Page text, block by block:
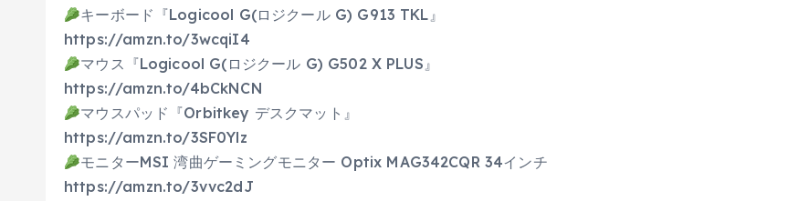
キーボード『Logicool G(ロジクール G) G913 TKL』
https://amzn.to/3wcqiI4
マウス『Logicool G(ロジクール G) G502 X PLUS』
https://amzn.to/4bCkNCN
マウスパッド『Orbitkey デスクマット』
https://amzn.to/3SF0Ylz
モニターMSI 湾曲ゲーミングモニター Optix MAG342CQR 34インチ
https://amzn.to/3vvc2dJ